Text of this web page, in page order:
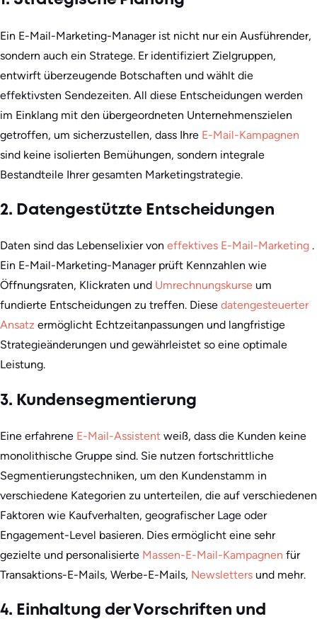
Ein E-Mail-Marketing-Manager ist nicht nur ein Ausführender,
sondern auch ein Stratege. Er identifiziert Zielgruppen,
entwirft überzeugende Botschaften und wählt die
effektivsten Sendezeiten. All diese Entscheidungen werden
im Einklang mit den übergeordneten Unternehmenszielen
getroffen, um sicherzustellen, dass Ihre E-Mail-Kampagnen
sind keine isolierten Bemühungen, sondern integrale
Bestandteile Ihrer gesamten Marketingstrategie.
2. Datengestützte Entscheidungen
Daten sind das Lebenselixier von effektives E-Mail-Marketing .
Ein E-Mail-Marketing-Manager prüft Kennzahlen wie
Öffnungsraten, Klickraten und Umrechnungskurse um
fundierte Entscheidungen zu treffen. Diese datengesteuerter
Ansatz ermöglicht Echtzeitanpassungen und langfristige
Strategieänderungen und gewährleistet so eine optimale
Leistung.
3. Kundensegmentierung
Eine erfahrene E-Mail-Assistent weiß, dass die Kunden keine
monolithische Gruppe sind. Sie nutzen fortschrittliche
Segmentierungstechniken, um den Kundenstamm in
verschiedene Kategorien zu unterteilen, die auf verschiedenen
Faktoren wie Kaufverhalten, geografischer Lage oder
Engagement-Level basieren. Dies ermöglicht eine sehr
gezielte und personalisierte Massen-E-Mail-Kampagnen für
Transaktions-E-Mails, Werbe-E-Mails, Newsletters und mehr.
4. Einhaltung der Vorschriften und